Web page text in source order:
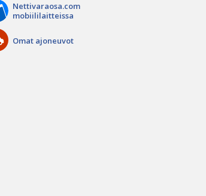
Nettivaraosa.com
mobiililaitteissa
Omat ajoneuvot